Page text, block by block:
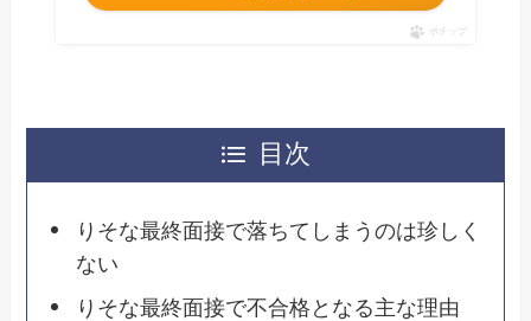
ポチップ
目次
りそな最終面接で落ちてしまうのは珍しく
ない
りそな最終面接で不合格となる主な理由